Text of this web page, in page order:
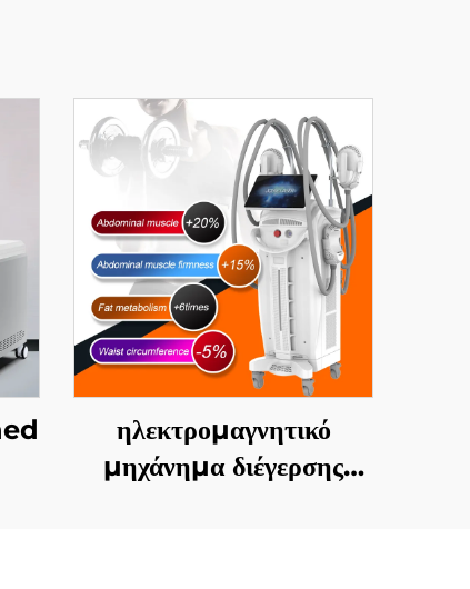
ηλεκτρομαγνητικό
μηχάνημα διέγερσης